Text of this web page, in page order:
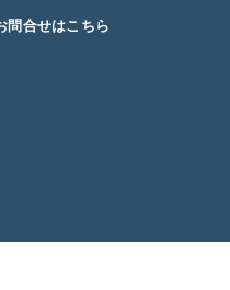
問合せはこちら